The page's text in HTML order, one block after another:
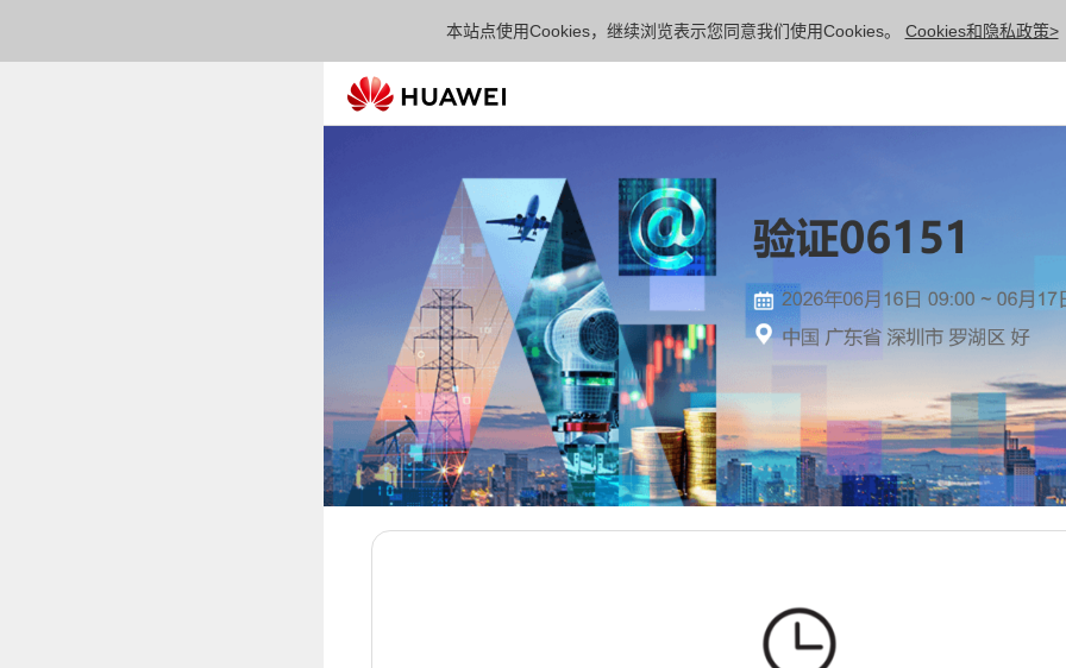
本站点使用Cookies，继续浏览表示您同意我们使用Cookies。 Cookies和隐私政策>